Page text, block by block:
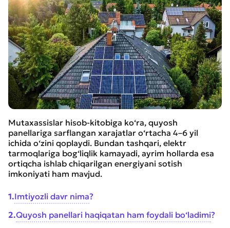
Mutaxassislar hisob-kitobiga ko‘ra, quyosh
panellariga sarflangan xarajatlar o‘rtacha 4–6 yil
ichida o‘zini qoplaydi. Bundan tashqari, elektr
tarmoqlariga bog‘liqlik kamayadi, ayrim hollarda esa
ortiqcha ishlab chiqarilgan energiyani sotish
imkoniyati ham mavjud.
1.Imtiyozli davr nima?
2.Quyosh panellari haqiqatan ham foydali bo‘ladimi?